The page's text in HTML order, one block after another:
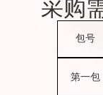
采购
包号
第一包